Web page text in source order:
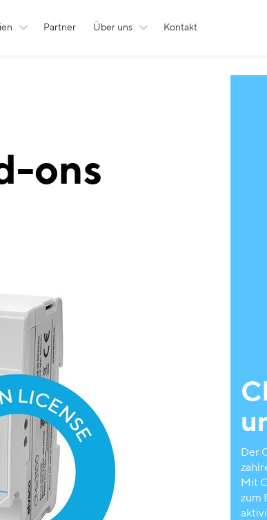
Partner Über uns Kontakt
ons
Der
Mit
zum